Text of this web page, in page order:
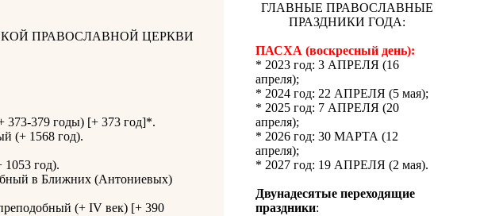
ПРАВОСЛАВНОЙ ЦЕРКВИ
373-379 годы) [+ 373 год]*.
(+ 1568 год).
год).
в Ближних (Антониевых)
(+ IV век) [+ 390
ГЛАВНЫЕ ПРАВОСЛАВНЫЕ
ПРАЗДНИКИ ГОДА:
ПАСХА (воскресный день):
* 2023 год: 3 АПРЕЛЯ (16
апреля);
* 2024 год: 22 АПРЕЛЯ (5 мая);
* 2025 год: 7 АПРЕЛЯ (20
апреля);
* 2026 год: 30 МАРТА (12
апреля);
* 2027 год: 19 АПРЕЛЯ (2 мая).
Двунадесятые переходящие
праздники: